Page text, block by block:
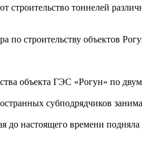
тоннелей
по строительству объектов
объекта ГЭС «Рогун» по
субподрядчиков
до настоящего времени